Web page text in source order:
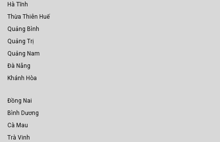
Hà Tĩnh
Thừa Thiên Huế
Quảng Bình
Quảng Trị
Quảng Nam
Đà Nẵng
Khánh Hòa
Đồng Nai
Bình Dương
Cà Mau
Trà Vinh